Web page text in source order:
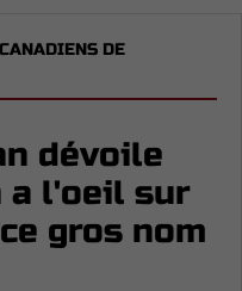
CANADIENS DE
dévoile
a l'oeil sur
gros nom